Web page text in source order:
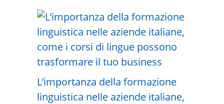
L’importanza della formazione
linguistica nelle aziende italiane,